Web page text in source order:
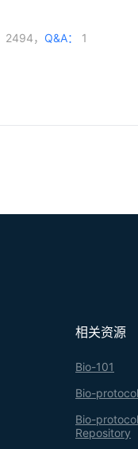
2494， Q&A： 1
相关资源
Bio-101
Bio-
Bio-
Repository